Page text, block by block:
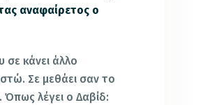
αναφαίρετος ο
σε κάνει άλλο
Σε μεθάει σαν το
Όπως λέγει ο Δαβίδ: